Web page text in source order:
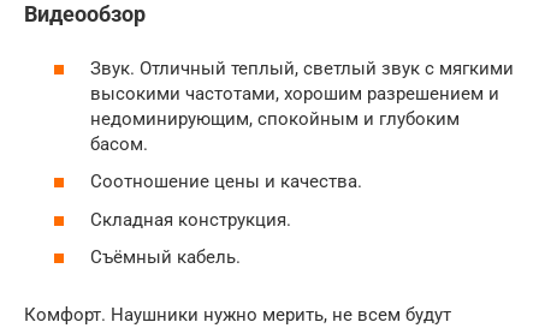
Видеообзор
Звук. Отличный теплый, светлый звук с мягкими
высокими частотами, хорошим разрешением и
недоминирующим, спокойным и глубоким
басом.
Соотношение цены и качества.
Складная конструкция.
Съёмный кабель.
Комфорт. Наушники нужно мерить, не всем будут